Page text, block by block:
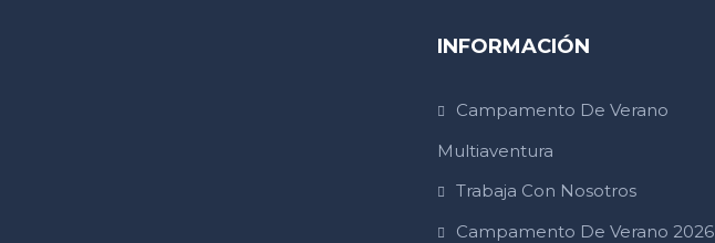
INFORMACIÓN
Campamento De Verano
Multiaventura
Trabaja Con Nosotros
Campamento De Verano 2026